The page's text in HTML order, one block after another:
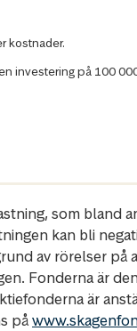
kostnader.
investering på 100
som
kan bli
av rörelser
Fonderna är
är
på